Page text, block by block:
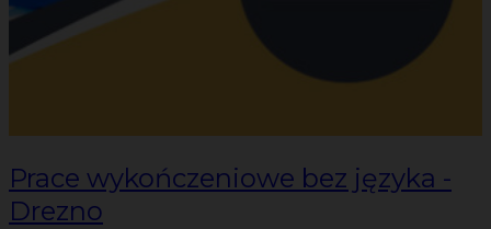
Prace wykończeniowe bez języka -
Drezno